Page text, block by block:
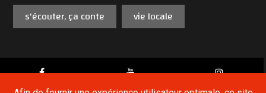
s'écouter, ça conte
vie locale